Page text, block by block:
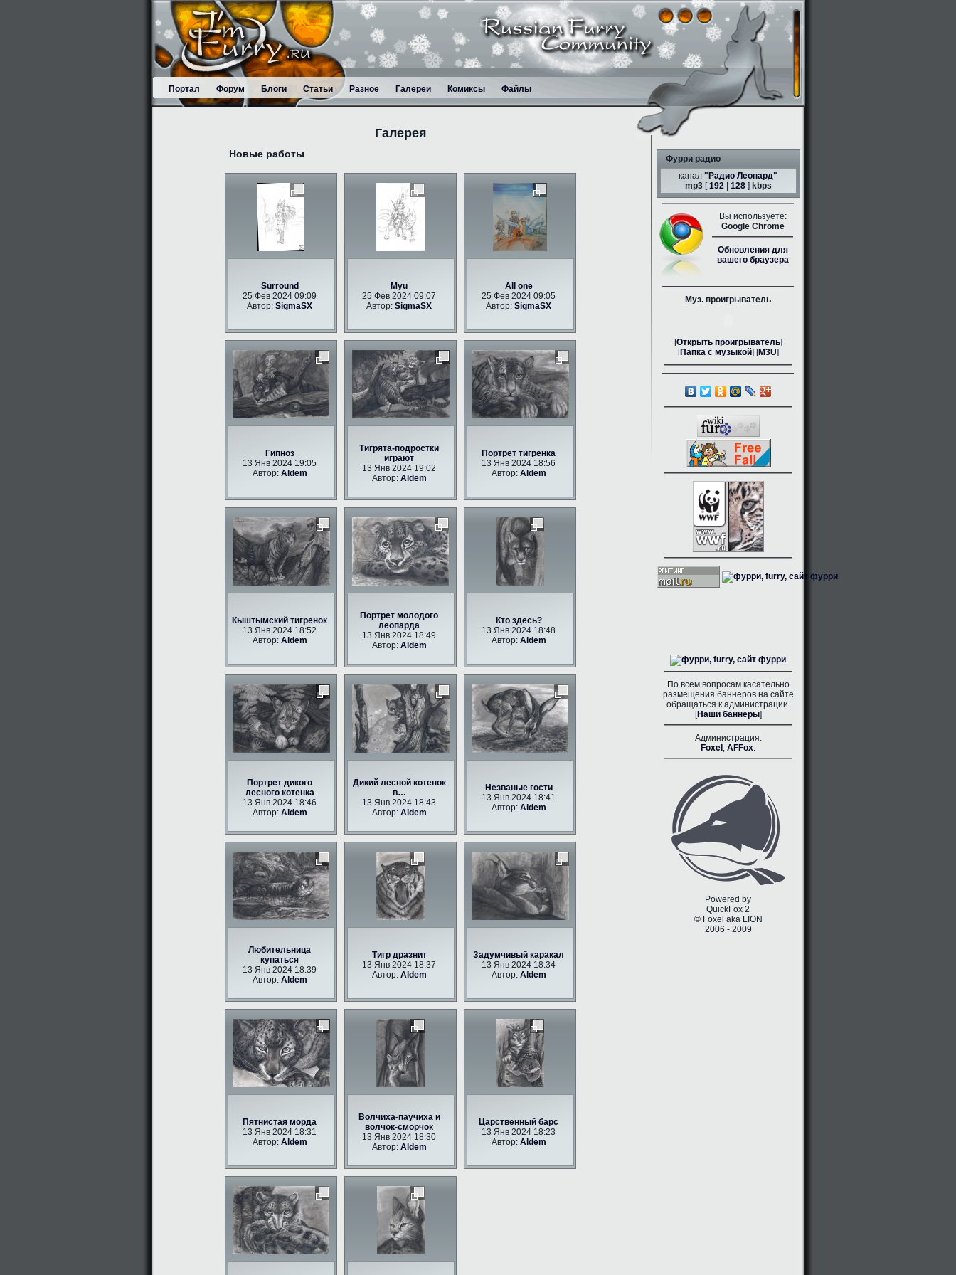
Портал Форум Блоги Статьи Разное Галереи Комиксы Файлы
Галерея
Новые работы
Surround
25 Фев 2024 09:09
Автор: SigmaSX
Myu
25 Фев 2024 09:07
Автор: SigmaSX
All one
25 Фев 2024 09:05
Автор: SigmaSX
Гипноз
13 Янв 2024 19:05
Автор: Aldem
Тигрята-подростки
играют
13 Янв 2024 19:02
Автор: Aldem
Портрет тигренка
13 Янв 2024 18:56
Автор: Aldem
Кыштымский тигренок
13 Янв 2024 18:52
Автор: Aldem
Портрет молодого
леопарда
13 Янв 2024 18:49
Автор: Aldem
Кто здесь?
13 Янв 2024 18:48
Автор: Aldem
Портрет дикого
лесного котенка
13 Янв 2024 18:46
Автор: Aldem
Дикий лесной котенок
в…
13 Янв 2024 18:43
Автор: Aldem
Незваные гости
13 Янв 2024 18:41
Автор: Aldem
Любительница
купаться
13 Янв 2024 18:39
Автор: Aldem
Тигр дразнит
13 Янв 2024 18:37
Автор: Aldem
Задумчивый каракал
13 Янв 2024 18:34
Автор: Aldem
Пятнистая морда
13 Янв 2024 18:31
Автор: Aldem
Волчиха-паучиха и
волчок-сморчок
13 Янв 2024 18:30
Автор: Aldem
Царственный барс
13 Янв 2024 18:23
Автор: Aldem
Фурри радио
канал " Радио Леопард"
mp3[192| 128] kbps
Вы используете:
Google Chrome
Обновления для
вашего браузера
Муз. проигрыватель
[Открыть проигрыватель]
[Папка с музыкой] [M3U]
По всем вопросам касательно
размещения баннеров на сайте
обращаться к администрации.
[Наши баннеры]
Администрация:
Foxel , AFFox.
Powered by
QuickFox 2
© Foxel aka LION
2006 - 2009